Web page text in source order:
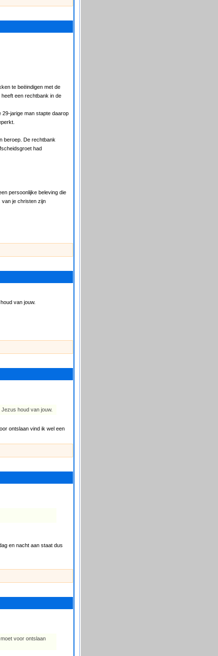
te beëindigen met de
een rechtbank in de
jarige man stapte daarop
beroep. De rechtbank
had
persoonlijke beleving die
van je christen zijn
van jouw.
houd van jouw.
ontslaan vind ik wel een
en nacht aan staat dus
voor ontslaan